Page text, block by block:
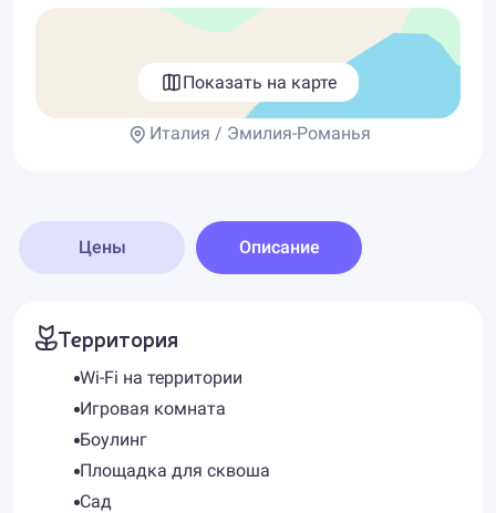
Показать на карте
Италия / Эмилия-Романья
Цены Описание
Территория
Wi-Fi на территории
Игровая комната
Боулинг
Площадка для сквоша
Сад